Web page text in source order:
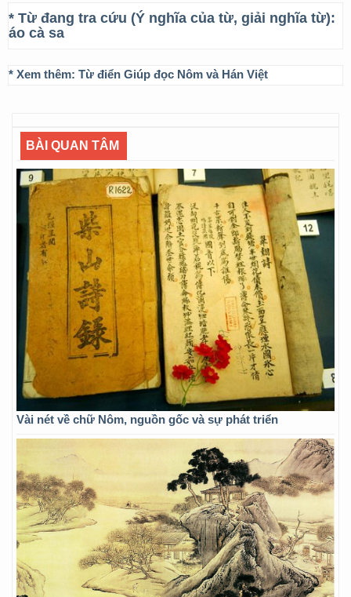
* Từ đang tra cứu (Ý nghĩa của từ, giải nghĩa từ):
áo cà sa
* Xem thêm: Từ điển Giúp đọc Nôm và Hán Việt
BÀI QUAN TÂM
Vài nét về chữ Nôm, nguồn gốc và sự phát triển